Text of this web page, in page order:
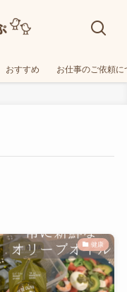
おすすめ お仕事のご依頼に
健康